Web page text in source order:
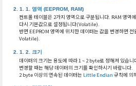
영역 (EEPROM, RAM)
컨트롤 테이블은 2가지 영역으로 구분됩니다. RAM 영역
다시 기본값으로 설정됩니다(Volatile).
반면 EEPROM 영역에 위치한 데이터는 값을 변경하면
Volatile).
크기
데이터의 크기는 용도에 따라 1 ~ 2 byte로 정해져 있습
변경할 때는 해당 데이터의 크기를 확인하시기 바랍니다.
2 byte 이상의 연속된 데이터는 Little Endian 규칙에 의